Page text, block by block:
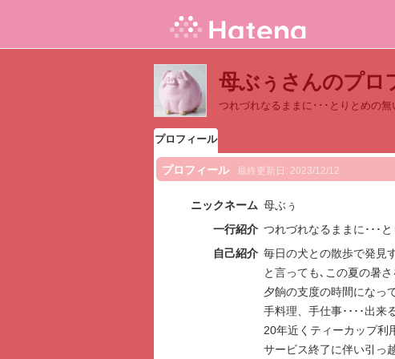
母ぶぅさんのプロ
つれづれなるままに･･･とりとめの無
プロフィール
プロフィール 最終更新日: 2023/12/12
ニックネーム 母ぶぅ
一行紹介 つれづれなるままに･･･と
自己紹介 毎日の犬との散歩で発見
と言っても､この夏の暑さ
夕餉の支度の時間になっ
手料理、手仕事････出来
20年近くティーカップ利
サービス終了に伴い引っ